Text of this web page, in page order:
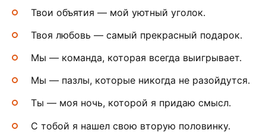
Твои объятия — мой уютный уголок.
Твоя любовь — самый прекрасный подарок.
Мы — команда, которая всегда выигрывает.
Мы — пазлы, которые никогда не разойдутся.
Ты — моя ночь, которой я придаю смысл.
С тобой я нашел свою вторую половинку.